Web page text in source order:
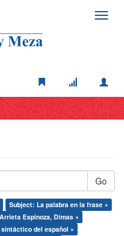
Go
Subject: La palabra en la frase ×
Espinoza, Dimas ×
del español ×